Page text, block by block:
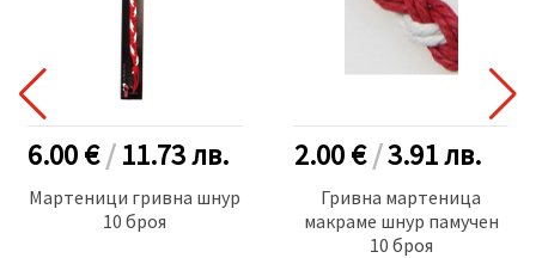
6.00 €/11.73лв.
Мартеници гривна шнур
10 броя
2.00 €/3.91лв.
Гривна мартеница
макраме шнур памучен
10 броя